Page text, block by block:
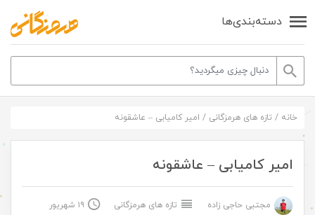
دسته‌بندی‌ها
خانه / تازه های هرمزگانی / امیر کامیابی – عاشقونه
امیر کامیابی – عاشقونه
مجتبی حاجی زاده تازه های هرمزگانی
۱۹ شهریور